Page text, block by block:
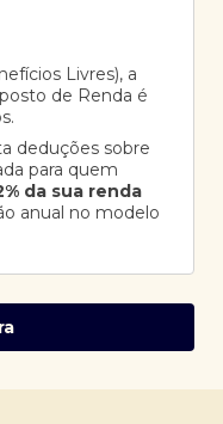
Livres), a
de Renda é
deduções sobre
para quem
da sua renda
anual no modelo